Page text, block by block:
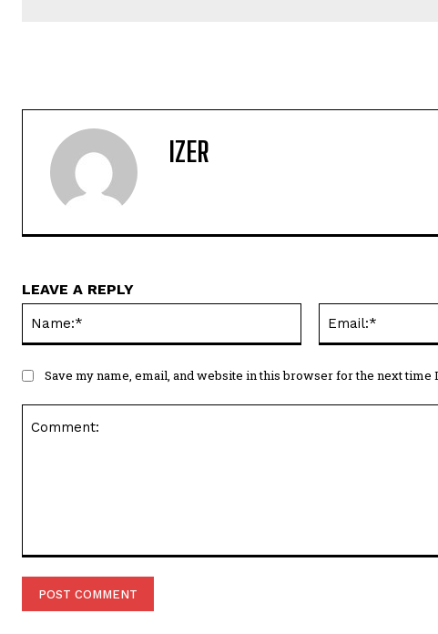
IZER
LEAVE A REPLY
Save my name, email, and website in this browser for the next time